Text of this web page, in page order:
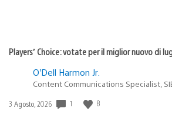
Players’ Choice: votate per il miglior nuovo di
O’Dell Harmon Jr.
Content Communications Specialist,
Data
3 Agosto, 2026 1 8